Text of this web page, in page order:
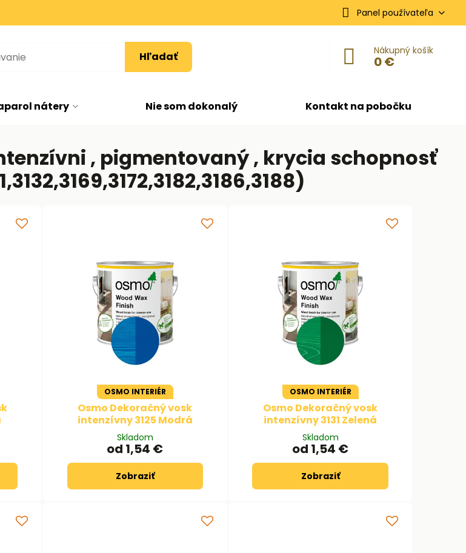
Panel používateľa
Hľadať Nákupný košík
0 €
nátery Nie som dokonalý Kontakt na pobočku
, pigmentovaný , krycia schopnosť
OSMO INTERIÉR
Osmo Dekoračný vosk
intenzívny 3125 Modrá
Skladom
od 1,54 €
Zobraziť
OSMO INTERIÉR
Osmo Dekoračný vosk
intenzívny 3131 Zelená
Skladom
od 1,54 €
Zobraziť